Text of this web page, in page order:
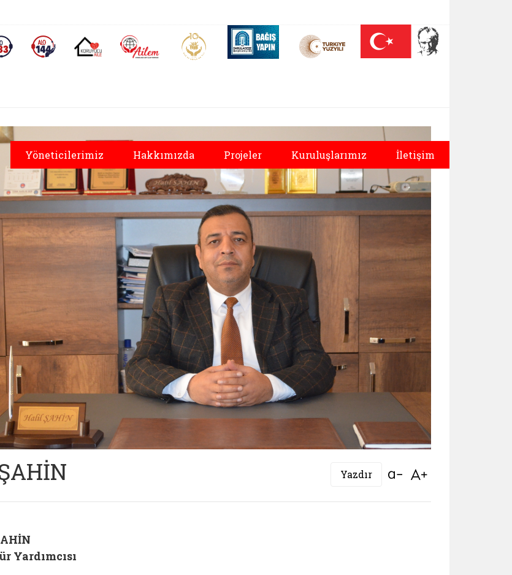
Sorular
Alo 183 (yeni sekmede açılır)Alo 144 (yeni sekmede açılır)Koruyucu Aile (yeni sekmede açılır)
AİLEM İletişim Merkezi (yeni sekmede açılır)
Aile ve Nüfus On Yılı (yeni sekmede açılır)Darülaceze bağış sayfası (yeni sekmede açılır)
Yöneticilerimiz Hakkımızda Projeler Kuruluşlarımız İletişim
Yazdır Bağlantıyı aç
Yardımcısı